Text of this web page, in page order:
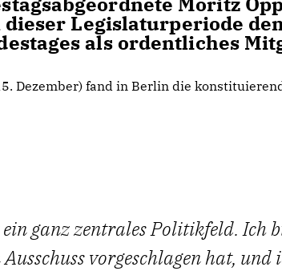
Legislaturperiode
als ordentliches
Dezember) fand in Berlin die
ganz zentrales Politikfeld. Ich
vorgeschlagen hat,